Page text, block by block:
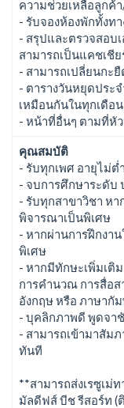
ความช่วยเหลือลูกค้
- รับจองห้องพักทั้งท
- สรุปและตรวจสอบ
สามารถเป็นแคชเชีย
- สามารถเปลี่ยนกะ
- ตารางวันหยุดประ
เหมือนกันในทุกเดือ
- หน้าที่อื่นๆ ตามที่หั
คุณสมบัติ
- รับทุกเพศ อายุไม่
- จบการศึกษาระดับ
- รับทุกสาขาวิชา หา
พิจารณาเป็นพิเศษ
- หากผ่านการฝึกงา
พิเศษ
- หากมีทักษะเพิ่มเติ
การคำนวณ การสื่อส
อังกฤษ หรือ ภาษากั
- บุคลิกภาพดี พูดจา
- สามารถเข้ามาสัม
ทันที
**สามารถส่งเรซูเม่
มัลดีฟส์ บีช รีสอร์ท